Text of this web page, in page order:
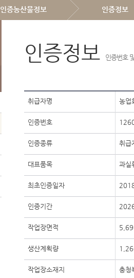
인증농산물정보 인증정보
인증정보 인증번호
취급자명 농업
인증번호
인증종류 취급
대표품목 과실
최초인증일자
인증기간
작업장면적
생산계획량
작업장소재지 충청